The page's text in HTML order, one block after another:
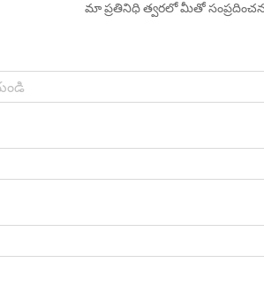
మా ప్రతినిధి త్వరలో మీతో